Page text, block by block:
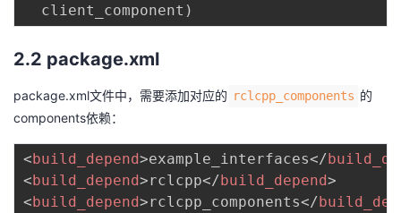
  client_component
)
2.2 package.xml
package.xml文件中，需要添加对应的 rclcpp_components 的
components依赖：
<build_depend>example_interfaces</
<build_depend>rclcpp</build_depend>
<build_depend>rclcpp_components</